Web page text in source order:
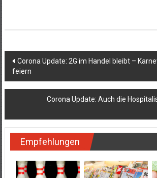
Beitragsnavigation
Corona Update: 2G im Handel bleibt –
feiern
Corona Update: Auch die
Empfehlungen